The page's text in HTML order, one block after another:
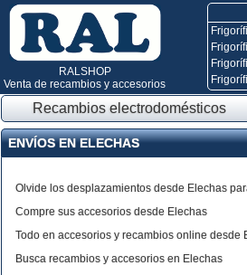
RALSHOP
Venta de recambios y accesorios
Recambios electrodomésticos
ENVÍOS EN ELECHAS
Olvide los desplazamientos desde Elechas
Compre sus accesorios desde Elechas
Todo en accesorios y recambios online desde
Busca recambios y accesorios en Elechas